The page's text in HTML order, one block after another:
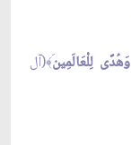
لِلْعَالَمِين﴾(آل